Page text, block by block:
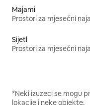
Majami
Prostori za mjesečni
Sijetl
Prostori za mjesečni
*Neki izuzeci se mogu
lokacije i neke objekte.